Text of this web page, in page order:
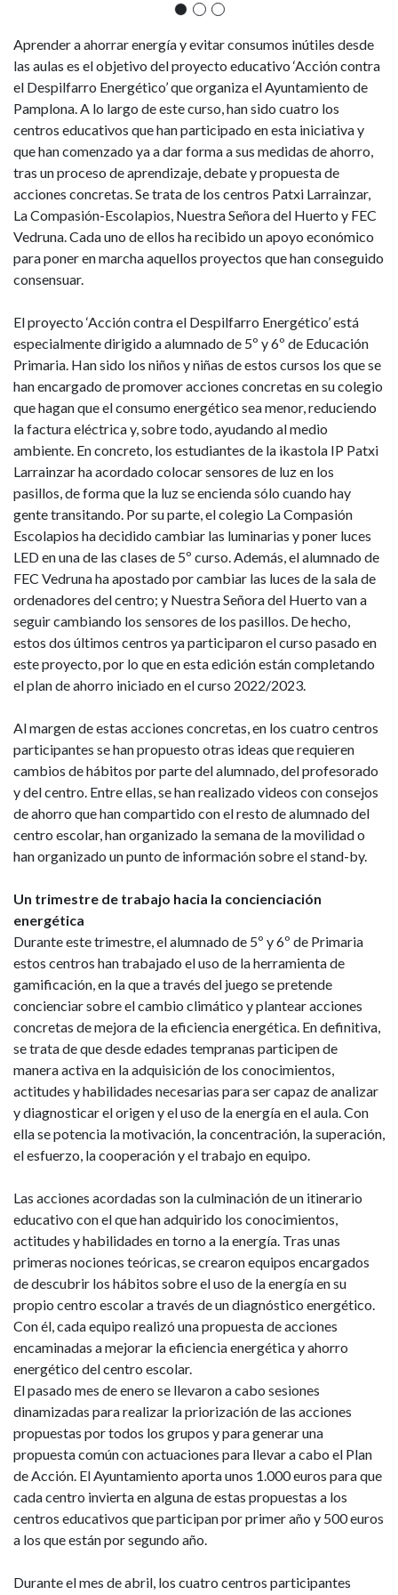
Aprender a ahorrar energía y evitar consumos inútiles desde
las aulas es el objetivo del proyecto educativo ‘Acción contra
el Despilfarro Energético’ que organiza el Ayuntamiento de
Pamplona. A lo largo de este curso, han sido cuatro los
centros educativos que han participado en esta iniciativa y
que han comenzado ya a dar forma a sus medidas de ahorro,
tras un proceso de aprendizaje, debate y propuesta de
acciones concretas. Se trata de los centros Patxi Larrainzar,
La Compasión-Escolapios, Nuestra Señora del Huerto y FEC
Vedruna. Cada uno de ellos ha recibido un apoyo económico
para poner en marcha aquellos proyectos que han conseguido
consensuar.
El proyecto ‘Acción contra el Despilfarro Energético’ está
especialmente dirigido a alumnado de 5º y 6º de Educación
Primaria. Han sido los niños y niñas de estos cursos los que se
han encargado de promover acciones concretas en su colegio
que hagan que el consumo energético sea menor, reduciendo
la factura eléctrica y, sobre todo, ayudando al medio
ambiente. En concreto, los estudiantes de la ikastola IP Patxi
Larrainzar ha acordado colocar sensores de luz en los
pasillos, de forma que la luz se encienda sólo cuando hay
gente transitando. Por su parte, el colegio La Compasión
Escolapios ha decidido cambiar las luminarias y poner luces
LED en una de las clases de 5º curso. Además, el alumnado de
FEC Vedruna ha apostado por cambiar las luces de la sala de
ordenadores del centro; y Nuestra Señora del Huerto van a
seguir cambiando los sensores de los pasillos. De hecho,
estos dos últimos centros ya participaron el curso pasado en
este proyecto, por lo que en esta edición están completando
el plan de ahorro iniciado en el curso 2022/2023.
Al margen de estas acciones concretas, en los cuatro centros
participantes se han propuesto otras ideas que requieren
cambios de hábitos por parte del alumnado, del profesorado
y del centro. Entre ellas, se han realizado videos con consejos
de ahorro que han compartido con el resto de alumnado del
centro escolar, han organizado la semana de la movilidad o
han organizado un punto de información sobre el stand-by.
Un trimestre de trabajo hacia la concienciación
energética
Durante este trimestre, el alumnado de 5º y 6º de Primaria
estos centros han trabajado el uso de la herramienta de
gamificación, en la que a través del juego se pretende
concienciar sobre el cambio climático y plantear acciones
concretas de mejora de la eficiencia energética. En definitiva,
se trata de que desde edades tempranas participen de
manera activa en la adquisición de los conocimientos,
actitudes y habilidades necesarias para ser capaz de analizar
y diagnosticar el origen y el uso de la energía en el aula. Con
ella se potencia la motivación, la concentración, la superación,
el esfuerzo, la cooperación y el trabajo en equipo.
Las acciones acordadas son la culminación de un itinerario
educativo con el que han adquirido los conocimientos,
actitudes y habilidades en torno a la energía. Tras unas
primeras nociones teóricas, se crearon equipos encargados
de descubrir los hábitos sobre el uso de la energía en su
propio centro escolar a través de un diagnóstico energético.
Con él, cada equipo realizó una propuesta de acciones
encaminadas a mejorar la eficiencia energética y ahorro
energético del centro escolar.
El pasado mes de enero se llevaron a cabo sesiones
dinamizadas para realizar la priorización de las acciones
propuestas por todos los grupos y para generar una
propuesta común con actuaciones para llevar a cabo el Plan
de Acción. El Ayuntamiento aporta unos 1.000 euros para que
cada centro invierta en alguna de estas propuestas a los
centros educativos que participan por primer año y 500 euros
a los que están por segundo año.
Durante el mes de abril, los cuatro centros participantes